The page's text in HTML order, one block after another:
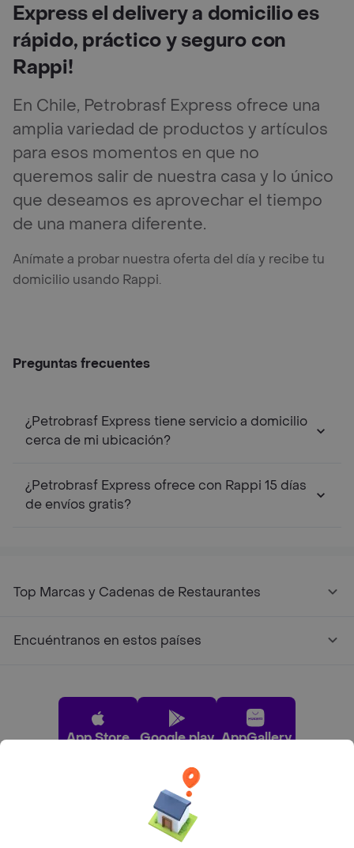
Express el delivery a domicilio es
rápido, práctico y seguro con
Rappi!
En Chile, Petrobrasf Express ofrece una
amplia variedad de productos y artículos
para esos momentos en que no
queremos salir de nuestra casa y lo único
que deseamos es aprovechar el tiempo
de una manera diferente.
Anímate a probar nuestra oferta del día y recibe tu
domicilio usando Rappi.
Preguntas frecuentes
¿Petrobrasf Express tiene servicio a domicilio
cerca de mi ubicación?
¿Petrobrasf Express ofrece con Rappi 15 días
de envíos gratis?
Top Marcas y Cadenas de Restaurantes
Encuéntranos en estos países
App Store Google play AppGallery
Pide tu comida favorita cerca de ti